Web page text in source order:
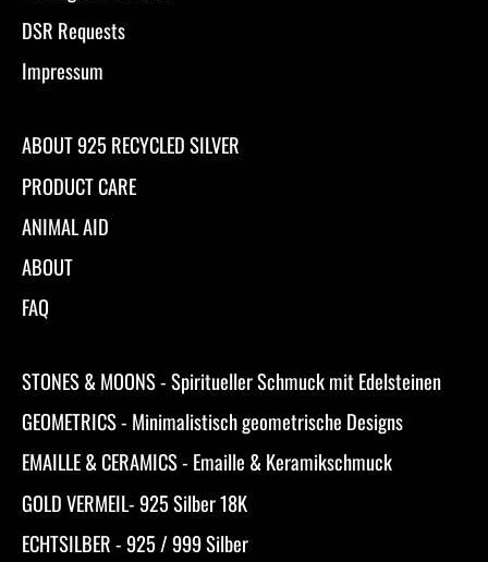
DSR Requests
Impressum
ABOUT 925 RECYCLED SILVER
PRODUCT CARE
ANIMAL AID
ABOUT
FAQ
STONES & MOONS - Spiritueller Schmuck mit Edelsteinen
GEOMETRICS - Minimalistisch geometrische Designs
EMAILLE & CERAMICS - Emaille & Keramikschmuck
GOLD VERMEIL- 925 Silber 18K
ECHTSILBER - 925 / 999 Silber